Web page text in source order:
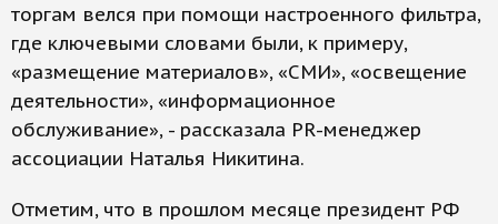
торгам велся при помощи настроенного фильтра,
где ключевыми словами были, к примеру,
«размещение материалов», «СМИ», «освещение
деятельности», «информационное
обслуживание», - рассказала PR-менеджер
ассоциации Наталья Никитина.
Отметим, что в прошлом месяце президент РФ